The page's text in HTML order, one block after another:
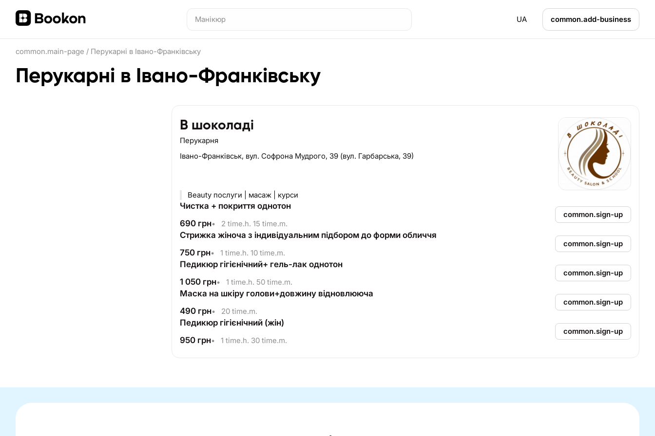
UA common.add-business
common.main-page / Перукарні в Івано-Франківську
Перукарні в Івано-Франківську
В шоколаді
Перукарня
Івано-Франківськ, вул. Софрона Мудрого, 39 (вул. Гарбарська, 39)
Beauty послуги | масаж | курси
Чистка + покриття однотон
690 грн• 2 time.h. 15 time.m.
common.sign-up
Стрижка жіноча з індивідуальним підбором до форми обличчя
750 грн• 1 time.h. 10 time.m.
common.sign-up
Педикюр гігієнічний+ гель-лак однотон
1 050 грн• 1 time.h. 50 time.m.
common.sign-up
Маска на шкіру голови+довжину відновлююча
490 грн• 20 time.m.
common.sign-up
Педикюр гігієнічний (жін)
950 грн• 1 time.h. 30 time.m.
common.sign-up